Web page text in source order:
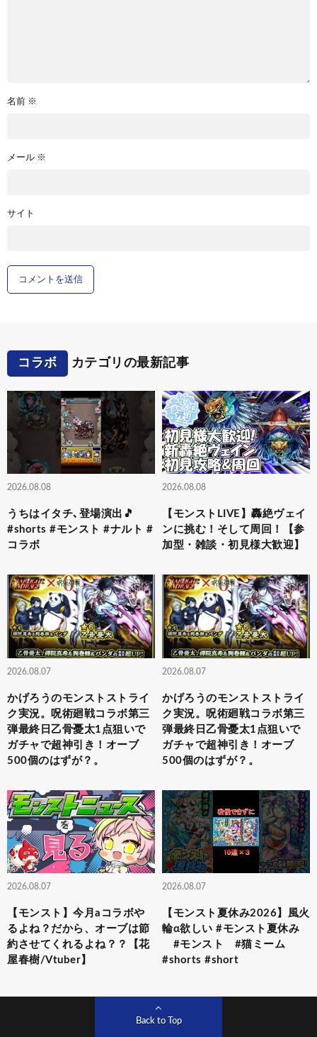
名前 ※
メール ※
サイト
コラボ カテゴリの最新記事
2026.08.08
うちはイタチ､登場演出🎵
#shorts #モンスト #ナルト #
コラボ
2026.08.08
【モンストLIVE】轟絶ヴェイ
ンに挑む！そして周回！【参
加型・雑談・初見様大歓迎】
2026.08.07
かげろうのモンストストライ
ク実況。呪術廻戦コラボ第三
弾最終日乙骨憂太1点狙いで
ガチャで超神引き！オーブ
500個のはずが？。
2026.08.07
かげろうのモンストストライ
ク実況。呪術廻戦コラボ第三
弾最終日乙骨憂太1点狙いで
ガチャで超神引き！オーブ
500個のはずが？。
2026.08.07
【モンスト】今月aコラボや
るよね？だから、オーブは節
約させてくれるよね？？【花
屋春樹/Vtuber】
2026.08.07
【モンスト夏休み2026】風火
輪α欲しい #モンスト夏休み
#モンスト #猫ミーム
#shorts #short
Back to Top